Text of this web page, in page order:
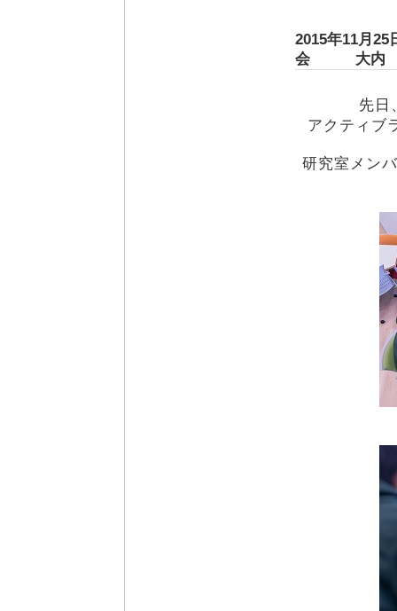
2015年11月
会 大内
先日
アクティブ
研究室メン